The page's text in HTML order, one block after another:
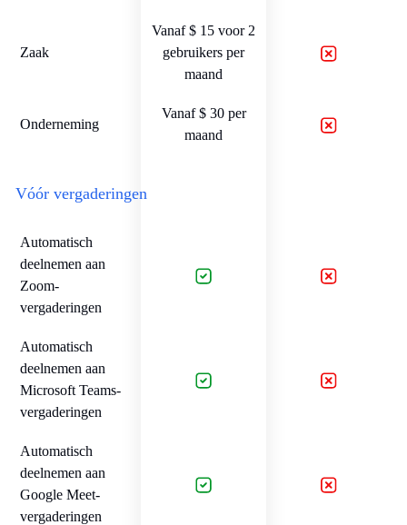
Zaak
Vanaf $ 15 voor 2
gebruikers per
maand
Onderneming
Vanaf $ 30 per
maand
Vóór vergaderingen
Automatisch
deelnemen aan
Zoom-
vergaderingen
Automatisch
deelnemen aan
Microsoft Teams-
vergaderingen
Automatisch
deelnemen aan
Google Meet-
vergaderingen